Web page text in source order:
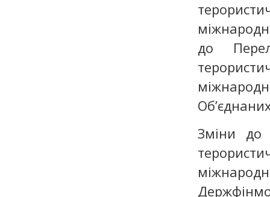
до
Зміни до